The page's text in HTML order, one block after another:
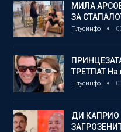
МИЛА
ЗА
Плусинфо
ТРЕТПАТ На
Плусинфо
ДИ КАПРИО